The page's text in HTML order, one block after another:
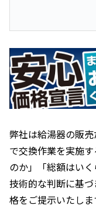
弊社は給湯器の販
で交換作業を実施
のか」「総額はい
技術的な判断に基
格をご提示いたしま